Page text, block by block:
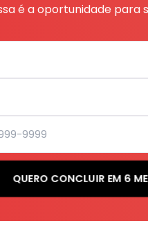
é a oportunidade para
QUERO CONCLUIR EM 6